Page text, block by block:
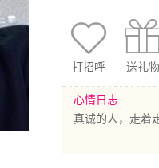
打招呼 送礼物
心情日志
真诚的人，走着